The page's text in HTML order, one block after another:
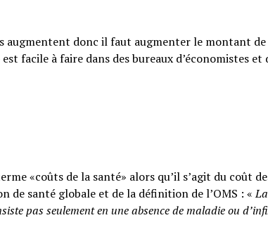
augmentent donc il faut augmenter le montant
facile à faire dans des bureaux d’économistes et
«coûts de la santé» alors qu’il s’agit du coût
de santé globale et de la définition de l’OMS : «
pas seulement en une absence de maladie ou